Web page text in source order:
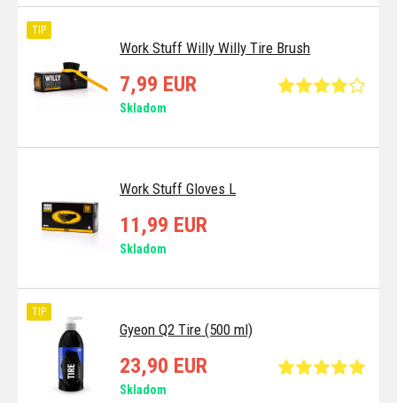
Work Stuff Willy Willy Tire Brush
TIP
7,99 EUR
Skladom
Work Stuff Gloves L
11,99 EUR
Skladom
Gyeon Q2 Tire (500 ml)
TIP
23,90 EUR
Skladom